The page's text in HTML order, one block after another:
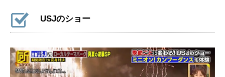
USJのショー